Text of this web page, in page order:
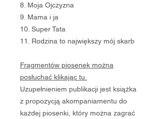
8. Moja Ojczyzna
9. Mama i ja
10. Super Tata
11. Rodzina to największy mój skarb
Fragmentów piosenek można
posłuchać klikając tu.
Uzupełnieniem publikacji jest książka
z propozycją akompaniamentu do
każdej piosenki, który można zagrać